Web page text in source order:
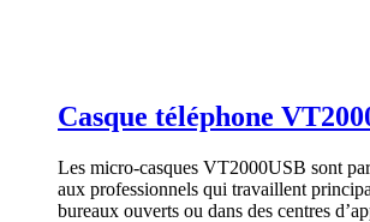
Casque téléphone
Les micro-casques VT2000USB sont
aux professionnels qui travaillent
bureaux ouverts ou dans des centres